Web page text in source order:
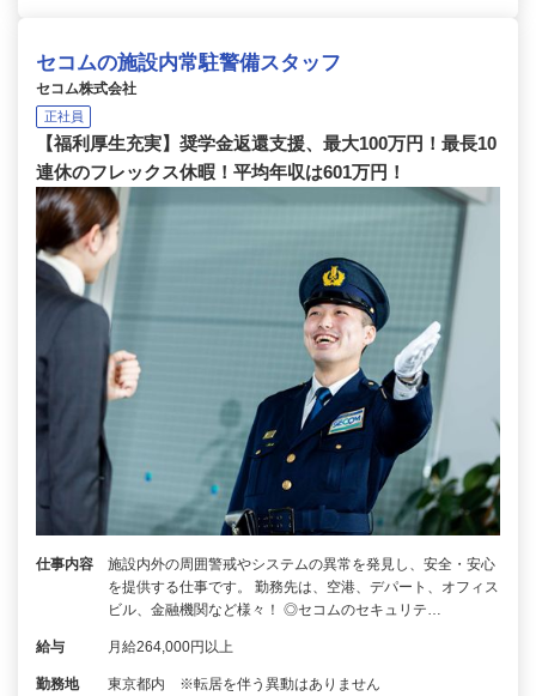
セコムの施設内常駐警備スタッフ
セコム株式会社
正社員
【福利厚生充実】奨学金返還支援、最大100万円！最長10
連休のフレックス休暇！平均年収は601万円！
仕事内容
施設内外の周囲警戒やシステムの異常を発見し、安全・安心
を提供する仕事です。 勤務先は、空港、デパート、オフィス
ビル、金融機関など様々！ ◎セコムのセキュリテ…
給与 月給264,000円以上
勤務地 東京都内 ※転居を伴う異動はありません